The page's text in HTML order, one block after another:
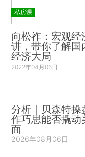
私房课
向松祚：宏观经
讲，带你了解国
经济大局
2022年04月06日
分析｜贝森特操
作巧思能否撬动
面
2026年08月06日